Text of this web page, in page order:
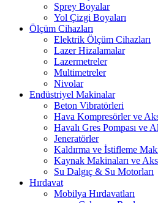
Sprey Boyalar
Yol Çizgi Boyaları
Ölçüm Cihazları
Elektrik Ölçüm Cihazları
Lazer Hizalamalar
Lazermetreler
Multimetreler
Nivolar
Endüstriyel Makinalar
Beton Vibratörleri
Hava Kompresörler ve
Havalı Gres Pompası ve
Jeneratörler
Kaldırma ve İstifleme
Kaynak Makinaları ve
Su Dalgıç & Su Motorları
Hırdavat
Mobilya Hırdavatları